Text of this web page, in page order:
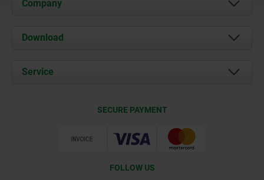
Company
About us
Contact
Download
Documents
Service
SECURE PAYMENT
FOLLOW US